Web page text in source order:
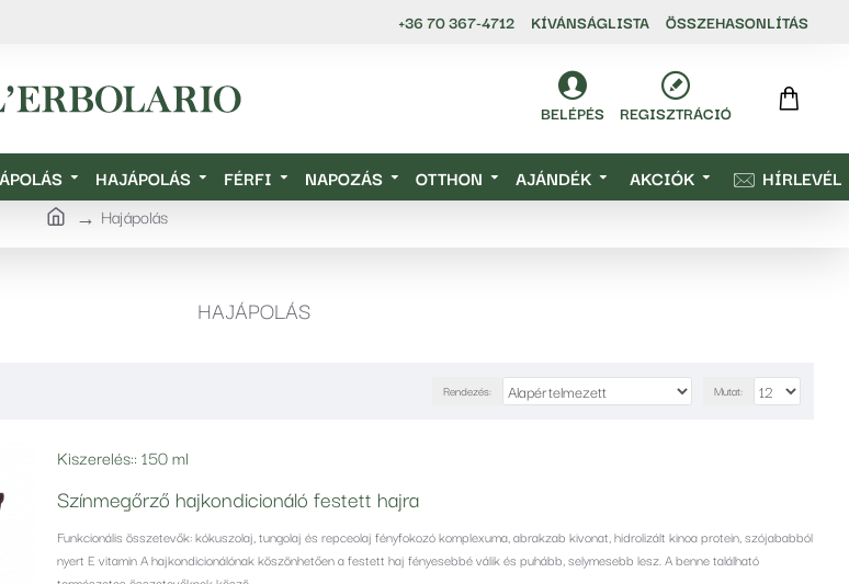
+36 70 367-4712 KÍVÁNSÁGLISTA ÖSSZEHASONLÍTÁS
BELÉPÉS REGISZTRÁCIÓ
HAJÁPOLÁS FÉRFI NAPOZÁS OTTHON AJÁNDÉK AKCIÓK
HÍRLEVÉL
Hajápolás
HAJÁPOLÁS
Rendezés: Mutat:
Kiszerelés:: 150 ml
Színmegőrző hajkondicionáló festett hajra
Funkcionális összetevők: kókuszolaj, tungolaj és repceolaj fényfokozó komplexuma, abrakzab kivonat, hidrolizált kinoa protein, szójababból
nyert E vitamin A hajkondicionálónak köszönhetően a festett haj fényesebbé válik és puhább, selymesebb lesz. A benne található